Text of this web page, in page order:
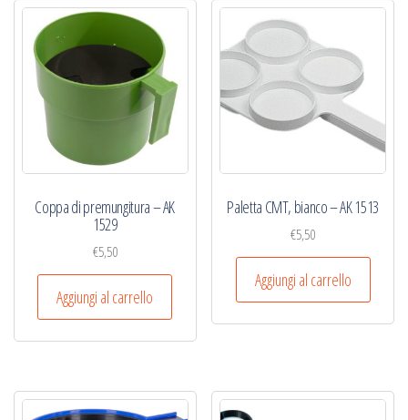
Coppa di premungitura – AK
1529
€5,50
Aggiungi al carrello
Paletta CMT, bianco – AK 1513
€5,50
Aggiungi al carrello